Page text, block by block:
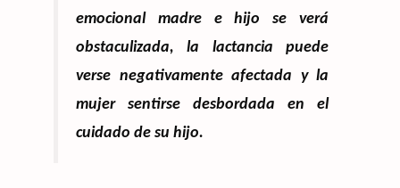
emocional madre e hijo se verá
obstaculizada, la lactancia puede
verse negativamente afectada y la
mujer sentirse desbordada en el
cuidado de su hijo.